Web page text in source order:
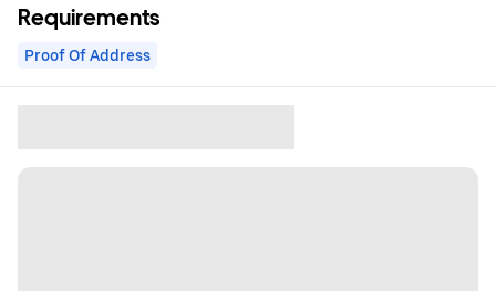
Requirements
Proof Of Address